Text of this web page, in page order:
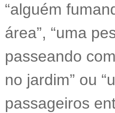
“alguém
área”, “uma
passeando
no jardim” ou
passageiros